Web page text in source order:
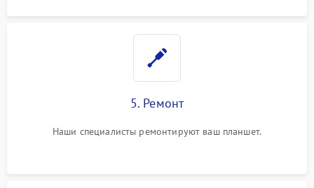
5. Ремонт
Наши специалисты ремонтируют ваш планшет.